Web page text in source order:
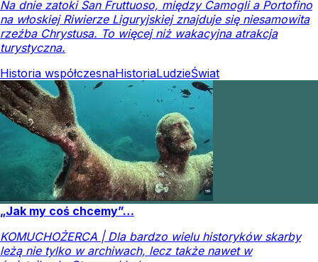
Na dnie zatoki San Fruttuoso, między Camogli a Portofino
na włoskiej Riwierze Liguryjskiej znajduje się niesamowita
rzeźba Chrystusa. To więcej niż wakacyjna atrakcja
turystyczna.
Historia współczesnaHistoriaLudzieŚwiat
„Jak my coś chcemy”…
KOMUCHOŻERCA | Dla bardzo wielu historyków skarby
leżą nie tylko w archiwach, lecz także nawet w